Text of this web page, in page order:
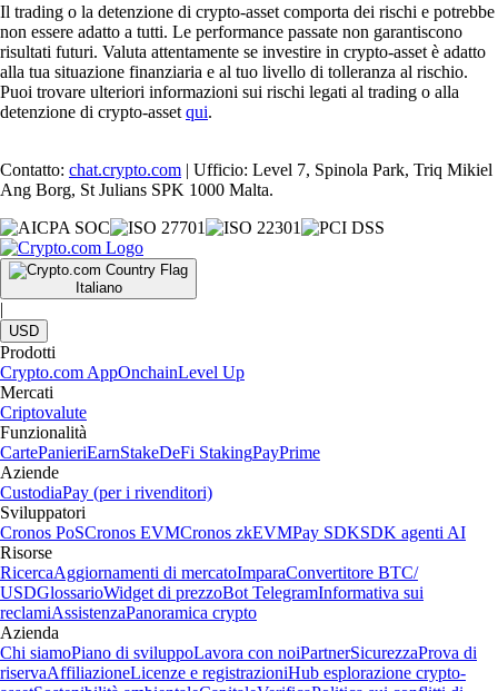
Il trading o la detenzione di crypto-asset comporta dei rischi e potrebbe
non essere adatto a tutti. Le performance passate non garantiscono
risultati futuri. Valuta attentamente se investire in crypto-asset è adatto
alla tua situazione finanziaria e al tuo livello di tolleranza al rischio.
Puoi trovare ulteriori informazioni sui rischi legati al trading o alla
detenzione di crypto-asset qui.
Contatto: chat.crypto.com | Ufficio: Level 7, Spinola Park, Triq Mikiel
Ang Borg, St Julians SPK 1000 Malta.
Italiano
|
USD
Prodotti
Crypto.com AppOnchainLevel Up
Mercati
Criptovalute
Funzionalità
CartePanieriEarnStakeDeFi StakingPayPrime
Aziende
CustodiaPay (per i rivenditori)
Sviluppatori
Cronos PoSCronos EVMCronos zkEVMPay SDKSDK agenti AI
Risorse
RicercaAggiornamenti di mercatoImparaConvertitore BTC/
USDGlossarioWidget di prezzoBot TelegramInformativa sui
reclamiAssistenzaPanoramica crypto
Azienda
Chi siamoPiano di sviluppoLavora con noiPartnerSicurezzaProva di
riservaAffiliazioneLicenze e registrazioniHub esplorazione crypto-